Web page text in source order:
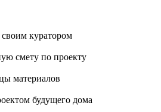
своим куратором
смету по проекту
материалов
будущего дома